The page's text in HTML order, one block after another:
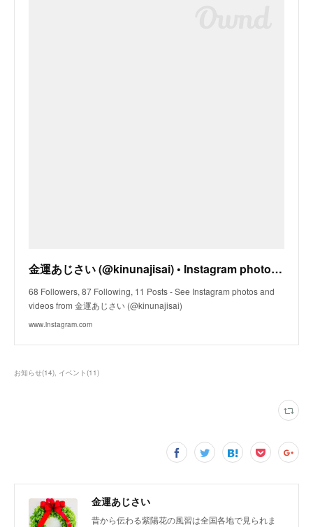
金運あじさい (@kinunajisai) • Instagram photos and videos
68 Followers, 87 Following, 11 Posts - See Instagram photos and
videos from 金運あじさい (@kinunajisai)
www.instagram.com
お知らせ(14) イベント(11)
金運あじさい
昔から伝わる紫陽花の風習は全国各地で見られま